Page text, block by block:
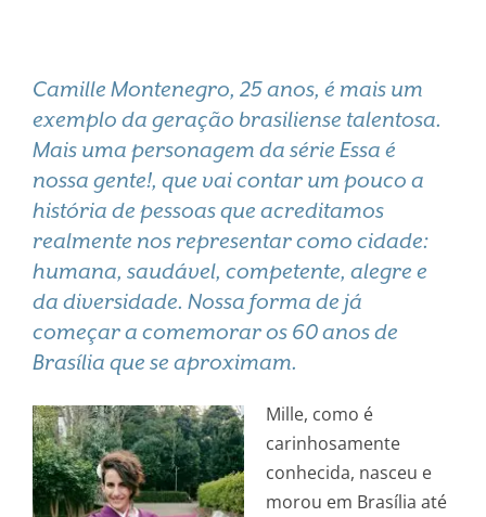
Camille Montenegro, 25 anos, é mais um
exemplo da geração brasiliense talentosa.
Mais uma personagem da série Essa é
nossa gente!, que vai contar um pouco a
história de pessoas que acreditamos
realmente nos representar como cidade:
humana, saudável, competente, alegre e
da diversidade. Nossa forma de já
começar a comemorar os 60 anos de
Brasília que se aproximam.
Mille, como é
carinhosamente
conhecida, nasceu e
morou em Brasília até